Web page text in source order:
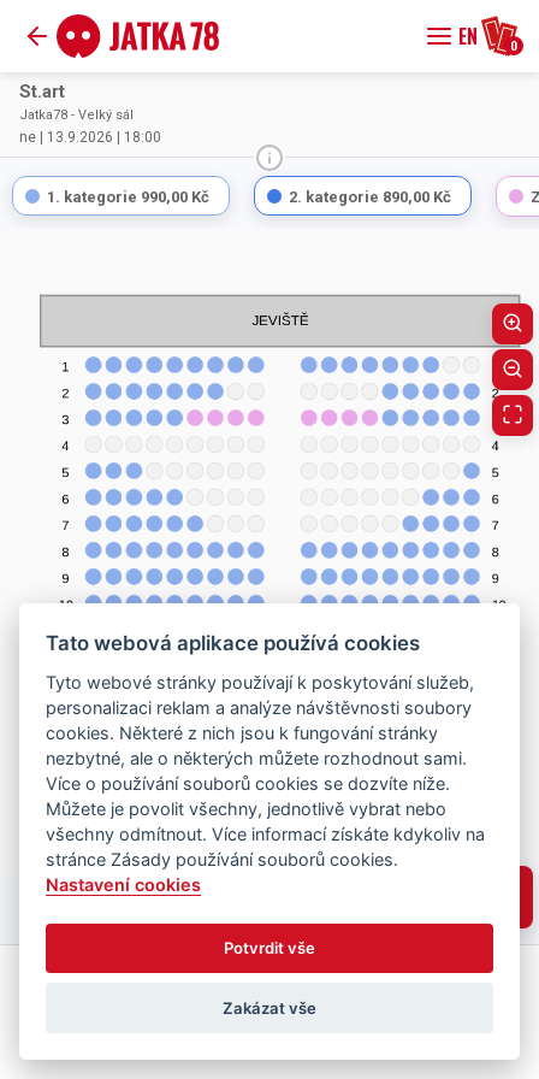
EN 0
St.art
Jatka78 - Velký sál
ne | 13.9.2026 | 18:00
1. kategorie 990,00 Kč 2. kategorie 890,00 Kč
Vyberte místa
Tato webová aplikace používá cookies
Tyto webové stránky používají k poskytování služeb,
personalizaci reklam a analýze návštěvnosti soubory
cookies. Některé z nich jsou k fungování stránky
nezbytné, ale o některých můžete rozhodnout sami.
Více o používání souborů cookies se dozvíte níže.
Můžete je povolit všechny, jednotlivě vybrat nebo
všechny odmítnout. Více informací získáte kdykoliv na
stránce Zásady používání souborů cookies.
Nastavení cookies
Potvrdit vše
Zakázat vše